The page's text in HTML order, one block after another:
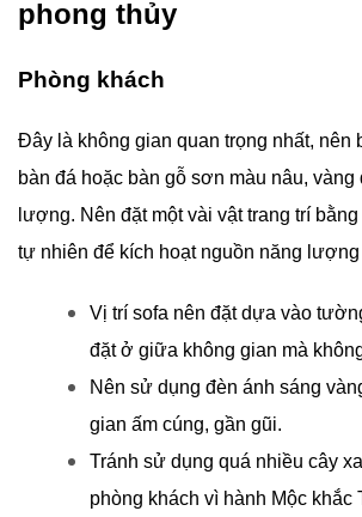
phong thủy
Phòng khách
Đây là không gian quan trọng nhất, nên
bàn đá hoặc bàn gỗ sơn màu nâu, vàng
lượng. Nên đặt một vài vật trang trí
tự nhiên để kích hoạt nguồn năng lượng
Vị trí sofa nên đặt dựa vào
đặt ở giữa không gian mà
Nên sử dụng đèn ánh sáng
gian ấm cúng, gần gũi.
Tránh sử dụng quá nhiều cây
phòng khách vì hành Mộc khắc